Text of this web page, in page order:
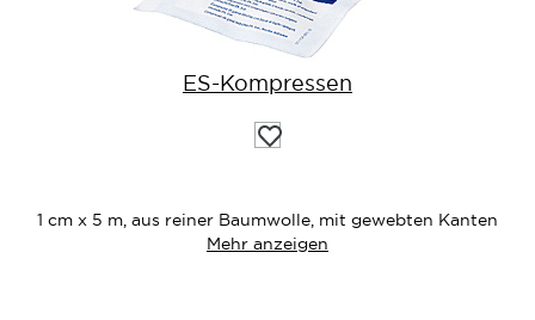
ES-Kompressen
Auf
die
1 cm x 5 m, aus reiner Baumwolle, mit gewebten Kanten
Mehr anzeigen